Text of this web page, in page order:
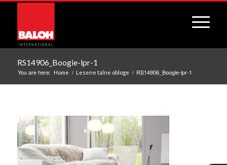
RS14906_Boogie-lpr-1
You are here: Home / Lesene talne obloge / RS14906_Boogie-lpr-1